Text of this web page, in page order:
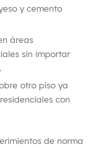
y cemento
áreas
sin importar
otro piso ya
con
de norma